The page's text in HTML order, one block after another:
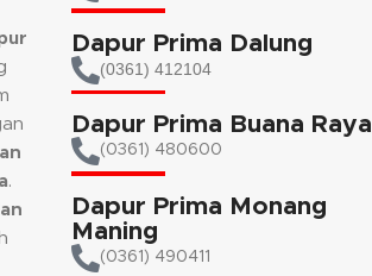
.
Dapur Prima Dalung
(0361) 412104
Dapur Prima Buana Raya
(0361) 480600
Dapur Prima Monang
Maning
(0361) 490411​